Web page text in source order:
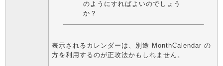
のようにすればよいのでしょう
か？
表示されるカレンダーは、別途 MonthCalendar の
方を利用するのが正攻法かもしれません。